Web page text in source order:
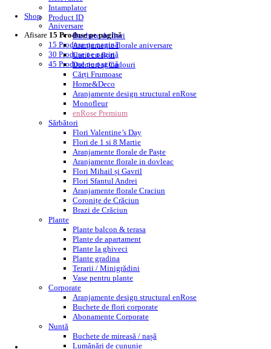
Shop
Aniversare
Buchete de flori
Aranjamente florale aniversare
Cutii cu flori
Dulciuri și Cadouri
Cărți Frumoase
Home&Deco
Aranjamente design structural enRose
Monofleur
enRose Premium
Sărbători
Flori Valentine’s Day
Flori de 1 si 8 Martie
Aranjamente florale de Paște
Aranjamente florale in dovleac
Flori Mihail și Gavril
Flori Sfantul Andrei
Aranjamente florale Craciun
Coronițe de Crăciun
Brazi de Crăciun
Plante
Plante balcon & terasa
Plante de apartament
Plante la ghiveci
Plante gradina
Terarii / Minigrădini
Vase pentru plante
Corporate
Aranjamente design structural enRose
Buchete de flori corporate
Abonamente Corporate
Nuntă
Buchete de mireasă / nașă
Lumânări de cununie
Intamplator
Product ID
Afisare 15 Produse pe pagină
15 Produse pe pagină
30 Produse pe pagină
45 Produse pe pagină